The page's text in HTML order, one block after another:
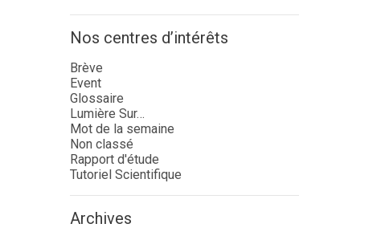
Nos centres d’intérêts
Brève
Event
Glossaire
Lumière Sur…
Mot de la semaine
Non classé
Rapport d'étude
Tutoriel Scientifique
Archives